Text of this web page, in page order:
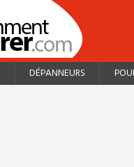
DÉPANNEURS